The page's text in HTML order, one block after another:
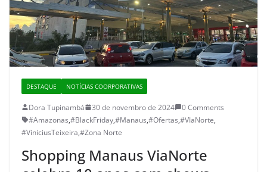
DESTAQUE NOTÍCIAS COORPORATIVAS
Dora Tupinambá 30 de novembro de 2024
0 Comments
#Amazonas,#BlackFriday,#Manaus,#Ofertas,#VIaNorte,
#ViniciusTeixeira,#Zona Norte
Shopping Manaus ViaNorte